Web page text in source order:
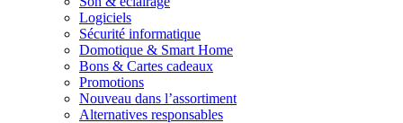
Logiciels
Sécurité informatique
Domotique & Smart Home
Bons & Cartes cadeaux
Promotions
Nouveau dans l’assortiment
Alternatives responsables